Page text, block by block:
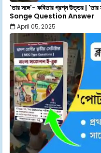
'তার সঙ্গে'- কবিতার প্রশ্ন উত্তর |
Songe Question Answer
April 05, 2025